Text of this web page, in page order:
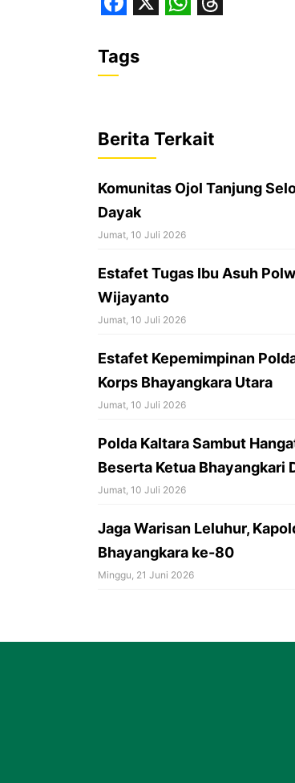
a
c
b
o
o
k
s
A
p
a
d
s
Tags
Berita Terkait
Komunitas Ojol Tanjung
Dayak
Jumat, 10 Juli 2026
Estafet Tugas Ibu Asuh
Wijayanto
Jumat, 10 Juli 2026
Estafet Kepemimpinan
Korps Bhayangkara Utara
Jumat, 10 Juli 2026
Polda Kaltara Sambut
Beserta Ketua Bhayangkari
Jumat, 10 Juli 2026
Jaga Warisan Leluhur,
Bhayangkara ke-80
Minggu, 21 Juni 2026